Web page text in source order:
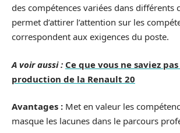
des compétences variées dans différents
permet d’attirer l’attention sur les
correspondent aux exigences du poste.
A voir aussi : Ce que vous ne saviez
production de la Renault 20
Avantages : Met en valeur les
masque les lacunes dans le parcours